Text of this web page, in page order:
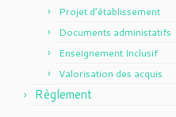
Projet d’établissement
Documents administatifs
Enseignement Inclusif
Valorisation des acquis
Règlement